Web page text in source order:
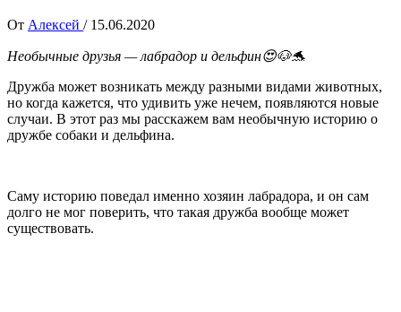
От Алексей / 15.06.2020
Необычные друзья — лабрадор и дельфин😍🐶🐬
Дружба может возникать между разными видами животных,
но когда кажется, что удивить уже нечем, появляются новые
случаи. В этот раз мы расскажем вам необычную историю о
дружбе собаки и дельфина.
Саму историю поведал именно хозяин лабрадора, и он сам
долго не мог поверить, что такая дружба вообще может
существовать.